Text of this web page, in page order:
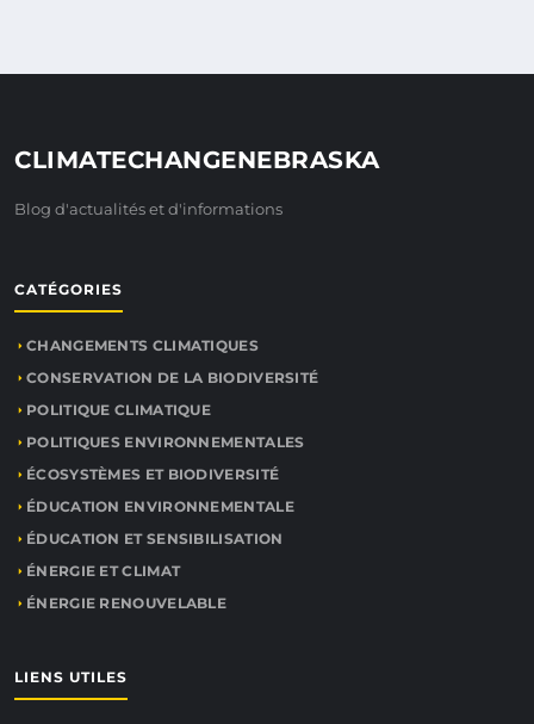
CLIMATECHANGENEBRASKA
Blog d'actualités et d'informations
CATÉGORIES
CHANGEMENTS CLIMATIQUES
CONSERVATION DE LA BIODIVERSITÉ
POLITIQUE CLIMATIQUE
POLITIQUES ENVIRONNEMENTALES
ÉCOSYSTÈMES ET BIODIVERSITÉ
ÉDUCATION ENVIRONNEMENTALE
ÉDUCATION ET SENSIBILISATION
ÉNERGIE ET CLIMAT
ÉNERGIE RENOUVELABLE
LIENS UTILES